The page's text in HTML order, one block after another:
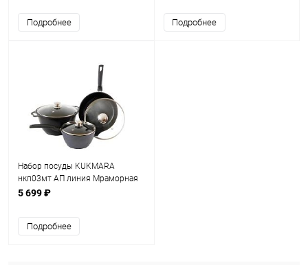
Подробнее Подробнее
Набор посуды KUKMARA
нкп03мт АП линия Мраморная
(темный мрамор)
5 699 ₽
Подробнее